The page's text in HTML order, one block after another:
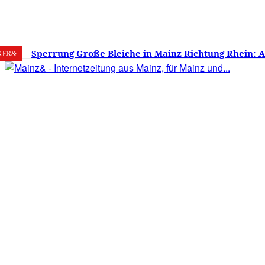
7. August 2026 21.7 Mainz
Sperrung Große Bleiche in Mainz Richtung Rhein:
verwirrt, Mainzer stinksauer – Haben die Mainzer